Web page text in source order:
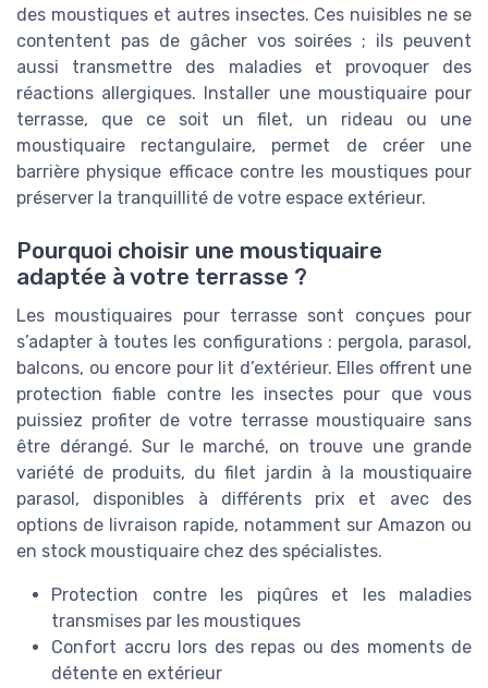
des moustiques et autres insectes. Ces nuisibles ne se
contentent pas de gâcher vos soirées ; ils peuvent
aussi transmettre des maladies et provoquer des
réactions allergiques. Installer une moustiquaire pour
terrasse, que ce soit un filet, un rideau ou une
moustiquaire rectangulaire, permet de créer une
barrière physique efficace contre les moustiques pour
préserver la tranquillité de votre espace extérieur.
Pourquoi choisir une moustiquaire
adaptée à votre terrasse ?
Les moustiquaires pour terrasse sont conçues pour
s’adapter à toutes les configurations : pergola, parasol,
balcons, ou encore pour lit d’extérieur. Elles offrent une
protection fiable contre les insectes pour que vous
puissiez profiter de votre terrasse moustiquaire sans
être dérangé. Sur le marché, on trouve une grande
variété de produits, du filet jardin à la moustiquaire
parasol, disponibles à différents prix et avec des
options de livraison rapide, notamment sur Amazon ou
en stock moustiquaire chez des spécialistes.
Protection contre les piqûres et les maladies
transmises par les moustiques
Confort accru lors des repas ou des moments de
détente en extérieur